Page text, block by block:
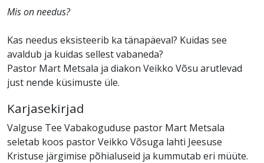
Mis on needus?
Kas needus eksisteerib ka tänapäeval? Kuidas see
avaldub ja kuidas sellest vabaneda?
Pastor Mart Metsala ja diakon Veikko Võsu arutlevad
just nende küsimuste üle.
Karjasekirjad
Valguse Tee Vabakoguduse pastor Mart Metsala
seletab koos pastor Veikko Võsuga lahti Jeesuse
Kristuse järgimise põhialuseid ja kummutab eri müüte.